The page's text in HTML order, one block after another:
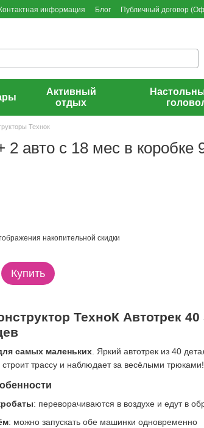
Контактная информация Блог Публичный договор
Активный
отдых
Технок
2 авто с 18 мес в коробке
накопительной скидки
Купить
ТехноК Автотрек
самых маленьких. Яркий автотрек из 40
трассу и наблюдает за весёлыми трюками!
: переворачиваются в воздухе и едут в
: можно запускать обе машинки одновременно